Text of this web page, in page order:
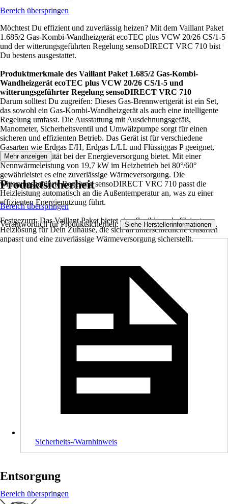
Bereich überspringen
Möchtest Du effizient und zuverlässig heizen? Mit dem Vaillant Paket
1.685/2 Gas-Kombi-Wandheizgerät ecoTEC plus VCW 20/26 CS/1-5
und der witterungsgeführten Regelung sensoDIRECT VRC 710 bist
Du bestens ausgestattet.
Produktmerkmale des Vaillant Paket 1.685/2 Gas-Kombi-
Wandheizgerät ecoTEC plus VCW 20/26 CS/1-5 und
witterungsgeführter Regelung sensoDIRECT VRC 710
Darum solltest Du zugreifen: Dieses Gas-Brennwertgerät ist ein Set,
das sowohl ein Gas-Kombi-Wandheizgerät als auch eine intelligente
Regelung umfasst. Die Ausstattung mit Ausdehnungsgefäß,
Manometer, Sicherheitsventil und Umwälzpumpe sorgt für einen
sicheren und effizienten Betrieb. Das Gerät ist für verschiedene
Gasarten wie Erdgas E/H, Erdgas L/LL und Flüssiggas P geeignet,
was Dir Flexibilität bei der Energieversorgung bietet. Mit einer
Nennwärmeleistung von 19,7 kW im Heizbetrieb bei 80°/60°
gewährleistet es eine zuverlässige Wärmeversorgung. Die
witterungsgeführte Regelung sensoDIRECT VRC 710 passt die
Heizleistung automatisch an die Außentemperatur an, was zu einer
effizienten Energienutzung führt.
Festgezurrt: Das Vaillant Paket bietet eine flexible und effiziente
Heizlösung für Dein Zuhause, die sich an unterschiedliche Gasarten
anpasst und eine zuverlässige Wärmeversorgung sicherstellt.
Mehr anzeigen
Produktsicherheit
Bereich überspringen
Verantwortlich für Produktsicherheit: Siehe Herstellerinformationen .
Sicherheits-/Warnhinweis
Entsorgung
Bereich überspringen